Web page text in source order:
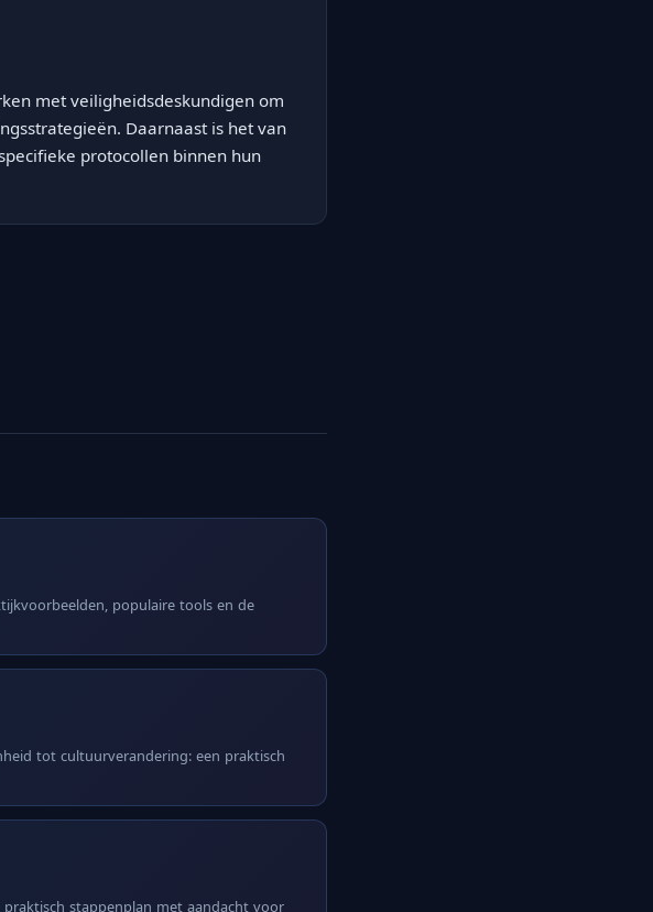
met veiligheidsdeskundigen om
Daarnaast is het van
protocollen binnen hun
populaire tools en de
tot cultuurverandering: een praktisch
praktisch stappenplan met aandacht voor